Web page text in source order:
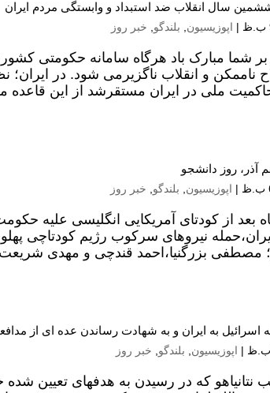
سال انقلاب ضد استبداد و وابستگی مردم ایران
| اپوزیسیون بلندگو خبر روز
بر شما مبارک باد هرگاه سامانه حکومتی
ناممکن و انقلاب ناگزیرمی شود. در ایران؛
ملی در ایران مستقرشد از این قاعده
آذر، روز دانشجو
| اپوزیسیون بلندگو خبر روز
به فاصله چند ماه بعد از کودتای آمریکایی انگلیسی علیه
نیروهای سرکوب رژیم کودتاچی
مصطفی بزرگنیا،احمد قندچی و مهدی
اسرائیل به ایران و به شهادت رساندن عده ای از
| اپوزیسیون بلندگو خبر روز
نتانیاهو که در رسیدن به هدفهای تعیین